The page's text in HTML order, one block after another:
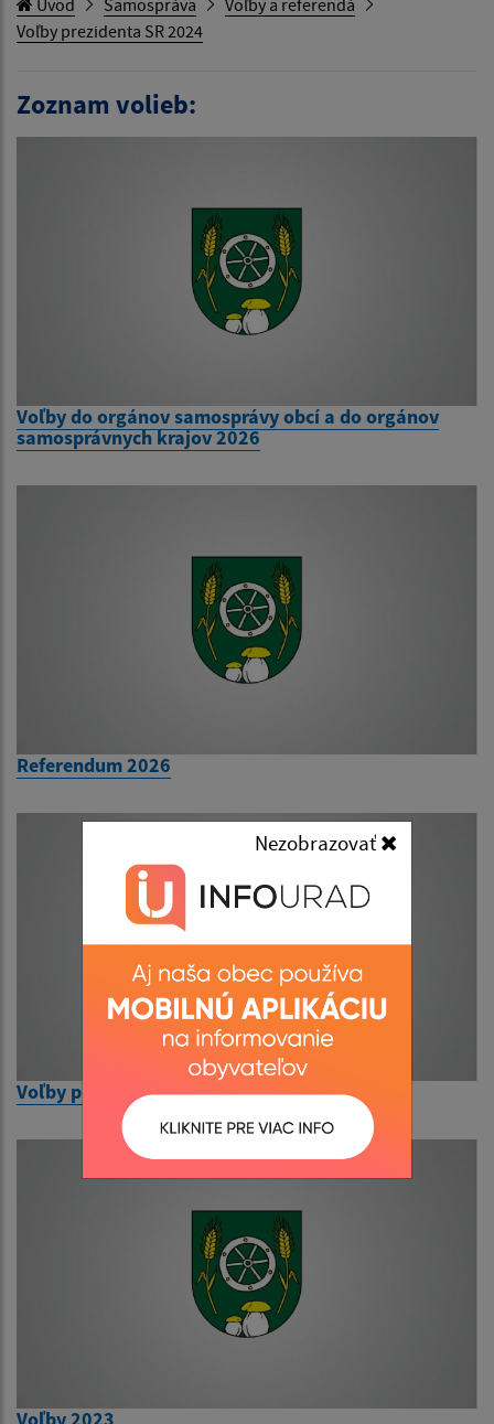
Nezobrazovať
Voľby prezidenta SR 2024
Zoznam volieb:
Voľby do orgánov samosprávy obcí a do orgánov
samosprávnych krajov 2026
Referendum 2026
Voľby prezidenta SR 2024